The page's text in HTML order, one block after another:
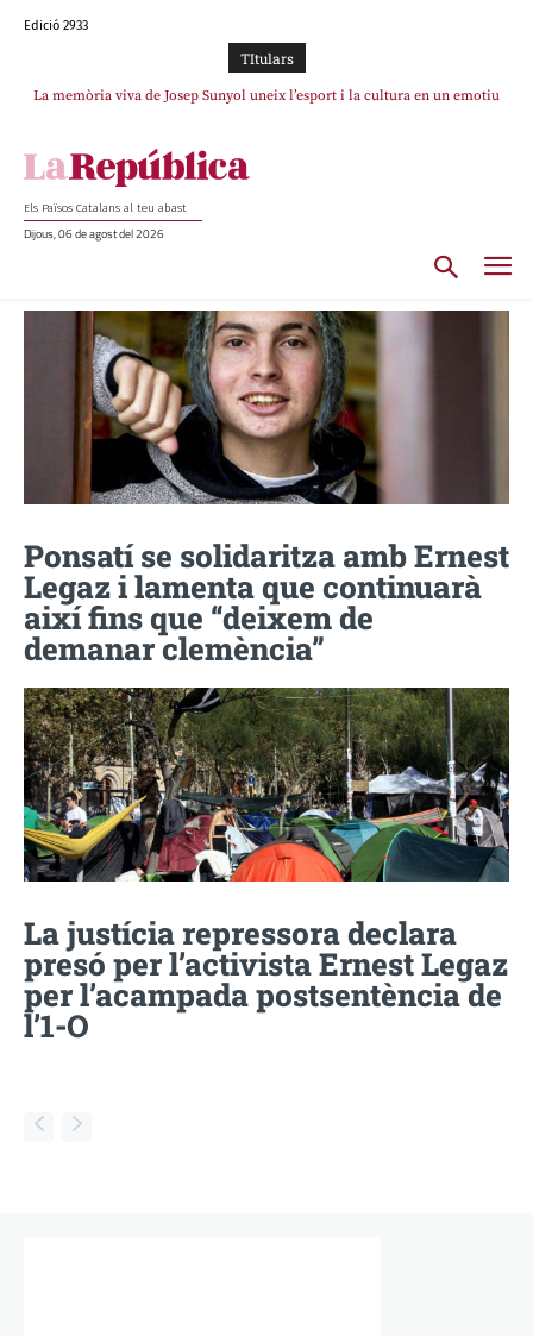
Edició 2933
TItulars
La memòria viva de Josep Sunyol uneix l’esport i la cultura en un emotiu
Els Països Catalans al teu abast
Dijous, 06 de agost del 2026
Ponsatí se solidaritza amb Ernest
Legaz i lamenta que continuarà
així fins que “deixem de
demanar clemència”
La justícia repressora declara
presó per l’activista Ernest Legaz
per l’acampada postsentència de
l’1-O